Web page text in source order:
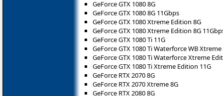
GeForce GTX 1080 8G
GeForce GTX 1080 8G 11Gbps
GeForce GTX 1080 Xtreme Edition 8G
GeForce GTX 1080 Xtreme Edition 8G
GeForce GTX 1080 Ti 11G
GeForce GTX 1080 Ti Waterforce WB
GeForce GTX 1080 Ti Waterforce Xtreme
GeForce GTX 1080 Ti Xtreme Edition 11G
GeForce RTX 2070 8G
GeForce RTX 2070 Xtreme 8G
GeForce RTX 2080 8G